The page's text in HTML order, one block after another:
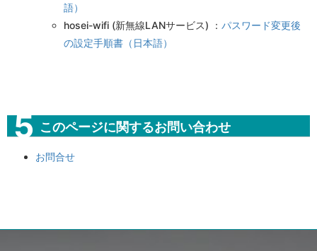
語）
hosei-wifi (新無線LANサービス) ： パスワード変更後
の設定手順書（日本語）
このページに関するお問い合わせ
お問合せ